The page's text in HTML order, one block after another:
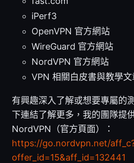
iPerf3
OpenVPN 官方網站
WireGuard 官方網站
NordVPN 官方網站
VPN 相關白皮書與教學文
有興趣深入了解或想要專屬的
下連結了解更多，我的團隊提
NordVPN（官方頁面）：
https://go.nordvpn.net/
offer_id=15&aff_id=132441